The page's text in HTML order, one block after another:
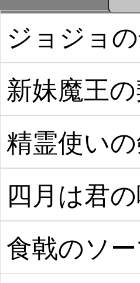
ジョジョ
新妹魔王
精霊使い
四月は君
食戟のソ